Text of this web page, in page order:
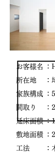
お客様名
所在地
​家族構成
間取り
延床面積
敷地面積
​工法
：
：
：
：
：
：